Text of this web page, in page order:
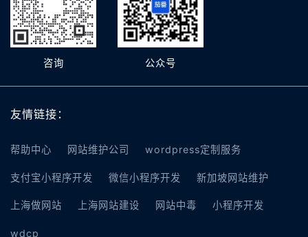
咨询 公众号
友情链接：
帮助中心 网站维护公司 wordpress定制服务
支付宝小程序开发 微信小程序开发 新加坡网站维护
上海做网站 上海网站建设 网站中毒 小程序开发
wdcp